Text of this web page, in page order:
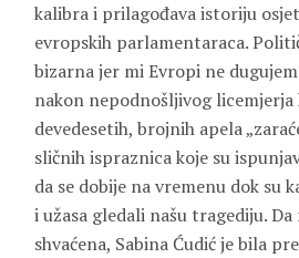
kalibra i prilagođava istoriju
evropskih parlamentaraca.
bizarna jer mi Evropi ne
nakon nepodnošljivog licemjerja
devedesetih, brojnih apela
sličnih ispraznica koje su
da se dobije na vremenu dok su
i užasa gledali našu tragediju.
shvaćena, Sabina Ćudić je bila